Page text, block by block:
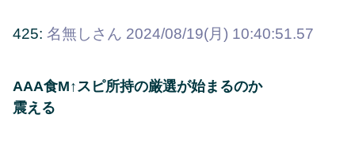
425: 名無しさん 2024/08/19(月) 10:40:51.57
AAA食M↑スピ所持の厳選が始まるのか
震える